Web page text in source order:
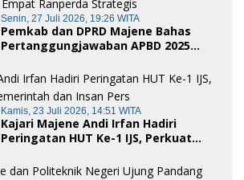
Senin, 27 Juli 2026, 19:26 WITA
Pemkab dan DPRD Majene Bahas
Pertanggungjawaban APBD 2025
Kamis, 23 Juli 2026, 14:51 WITA
Kajari Majene Andi Irfan Hadiri
Peringatan HUT Ke-1 IJS, Perkuat